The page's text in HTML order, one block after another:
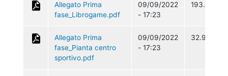
Allegato Prima
fase_Librogame.pdf
09/09/2022
- 17:23
193.3 KB
Allegato Prima
fase_Pianta centro
sportivo.pdf
09/09/2022
- 17:23
32.95 MB